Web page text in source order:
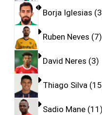
Borja Iglesias 3
Ruben Neves 7
David Neres 3
Thiago Silva 15
Sadio Mane 11